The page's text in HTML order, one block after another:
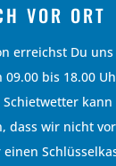
VOR ORT
erreichst Du
09.00 bis 18.00
kann
dass wir nicht
einen